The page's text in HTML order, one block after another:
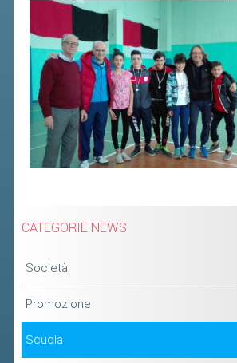
CATEGORIE NEWS
Società
Promozione
Scuola